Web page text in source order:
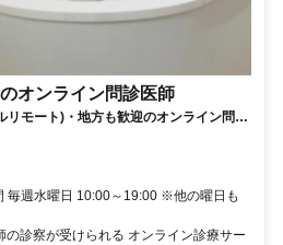
オンライン問診医師
リモート)・地方も歓迎のオンライン問診
毎週水曜日 10:00～19:00 ※他の曜日も
の診察が受けられる オンライン診療サー